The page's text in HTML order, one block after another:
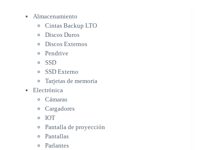
Cámaras
Cargadores
IOT
Pantalla de proyección
Pantallas
Parlantes
Proyectores
Relojes Inteligentes
Televisores
Gaming
Escritorios & Sillas
Hogar
Bebés & Niños
Conservadoras & Térmicos
Almacenamiento
Cintas Backup LTO
Discos Duros
Discos Externos
Pendrive
SSD
SSD Externo
Tarjetas de memoria
Electrónica
Cámaras
Cargadores
IOT
Pantalla de proyección
Pantallas
Parlantes